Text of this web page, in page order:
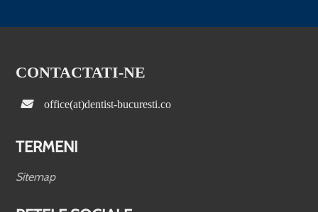
CONTACTATI-NE
office(at)dentist-bucuresti.co
TERMENI
Sitemap